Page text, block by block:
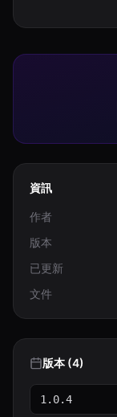
資訊
作者
版本
已更新
文件
版本 (4)
1.0.4